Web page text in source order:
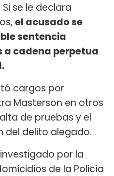
Si se le declara
el acusado se
sentencia
a cadena perpetua
cargos por
Masterson en otros
de pruebas y el
del delito alegado.
por la
de la Policía